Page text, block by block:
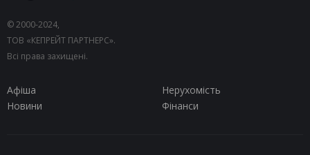
© 2000-2024,
ТОВ «КЕПРЕЙТ ПАРТНЕРС».
Всі права захищені.
Афіша
Нерухомість
Новини
Фінанси